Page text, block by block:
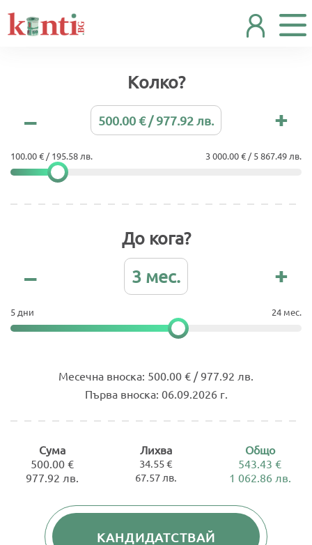
Колко?
500.00 € / 977.92 лв.
100.00 € / 195.58 лв. 3 000.00 € / 5 867.49 лв.
До кога?
3 мес.
5 дни 24 мес.
Месечна вноска: 500.00 € / 977.92 лв.
Първа вноска: 06.09.2026 г.
Сума
500.00 €
977.92 лв.
Лихва
34.55 €
67.57 лв.
Общо
543.43 €
1 062.86 лв.
КАНДИДАТСТВАЙ